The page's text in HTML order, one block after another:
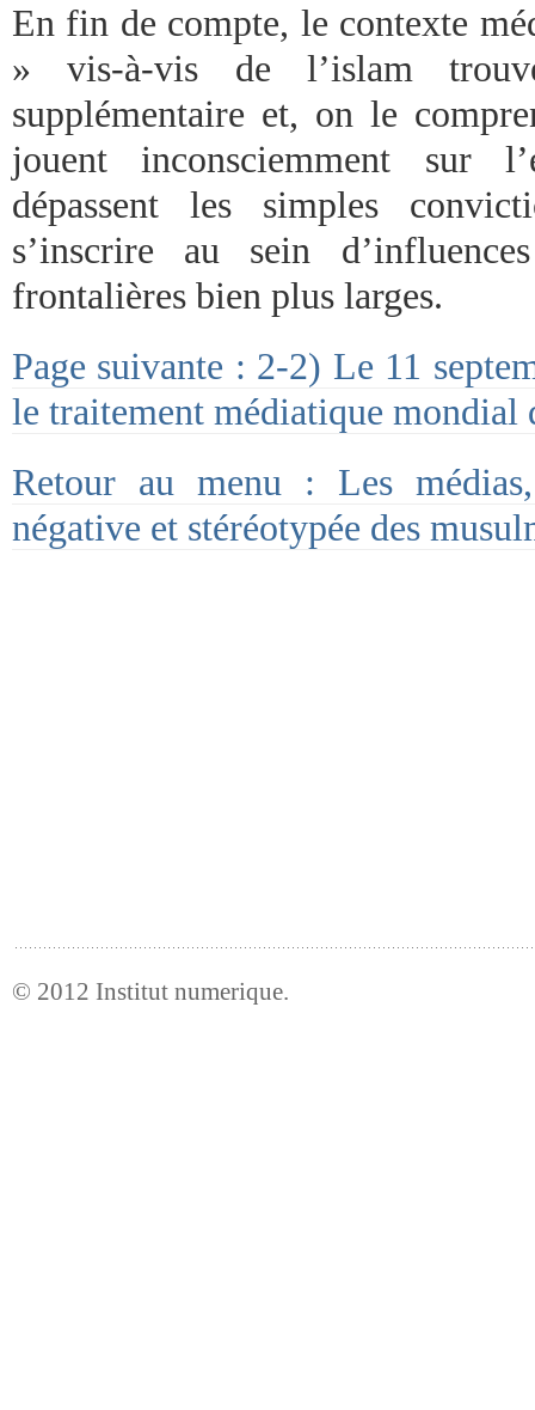
En fin de compte, le contexte
» vis-à-vis de l’islam
supplémentaire et, on le
jouent inconsciemment sur
dépassent les simples
s’inscrire au sein
frontalières bien plus larges.
Page suivante : 2-2) Le 11
le traitement médiatique mondial
Retour au menu : Les
négative et stéréotypée des
© 2012 Institut numerique.